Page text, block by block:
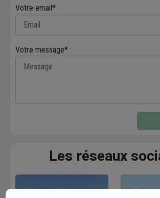
Votre email* :
Votre message* :
Les réseaux